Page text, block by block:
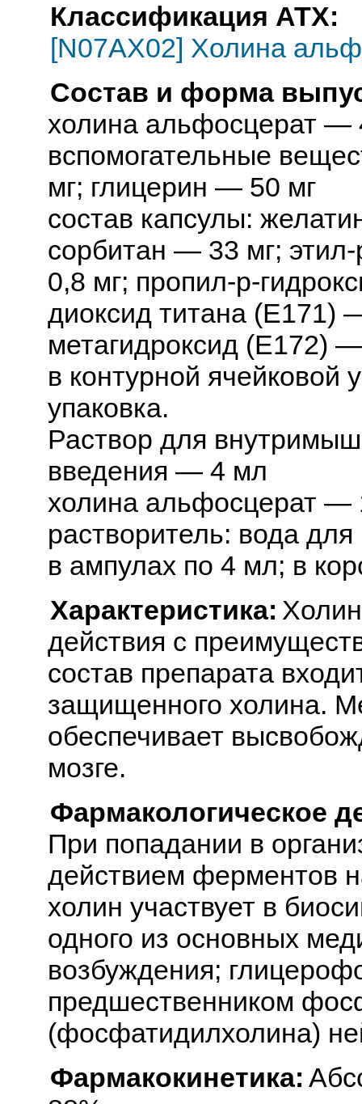
Классификация АТХ:
[N07AX02] Холина
Состав и форма
холина альфосцерат —
вспомогательные
мг; глицерин — 50 мг
состав капсулы:
сорбитан — 33 мг;
0,8 мг; пропил-p-
диоксид титана (E171)
метагидроксид (E172)
в контурной ячейковой
упаковка.
Раствор для
введения — 4 мл
холина альфосцерат —
растворитель: вода
в ампулах по 4 мл; в
Характеристика:
действия с
состав препарата
защищенного холина.
обеспечивает
мозге.
Фармакологическое
При попадании в
действием ферментов
холин участвует в
одного из основных
возбуждения;
предшественником
(фосфатидилхолина)
Фармакокинетика: